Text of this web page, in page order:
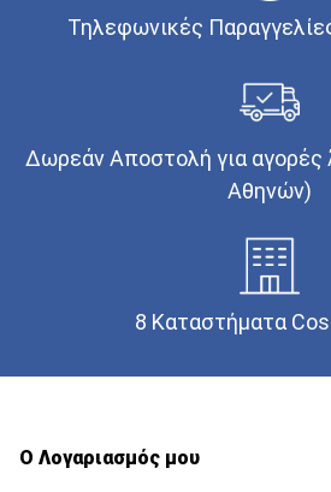
Τηλεφωνικές
Δωρεάν Αποστολή για
Αθηνών)
8 Καταστήματα
Ο Λογαριασμός μου